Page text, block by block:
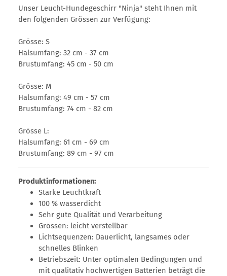
Unser Leucht-Hundegeschirr "Ninja" steht Ihnen mit
den folgenden Grössen zur Verfügung:
Grösse: S
Halsumfang: 32 cm - 37 cm
Brustumfang: 45 cm - 50 cm
Grösse: M
Halsumfang: 49 cm - 57 cm
Brustumfang: 74 cm - 82 cm
Grösse L:
Halsumfang: 61 cm - 69 cm
Brustumfang: 89 cm - 97 cm
Produktinformationen:
Starke Leuchtkraft
100 % wasserdicht
Sehr gute Qualität und Verarbeitung
Grössen: leicht verstellbar
Lichtsequenzen: Dauerlicht, langsames oder
schnelles Blinken
Betriebszeit: Unter optimalen Bedingungen und
mit qualitativ hochwertigen Batterien beträgt die